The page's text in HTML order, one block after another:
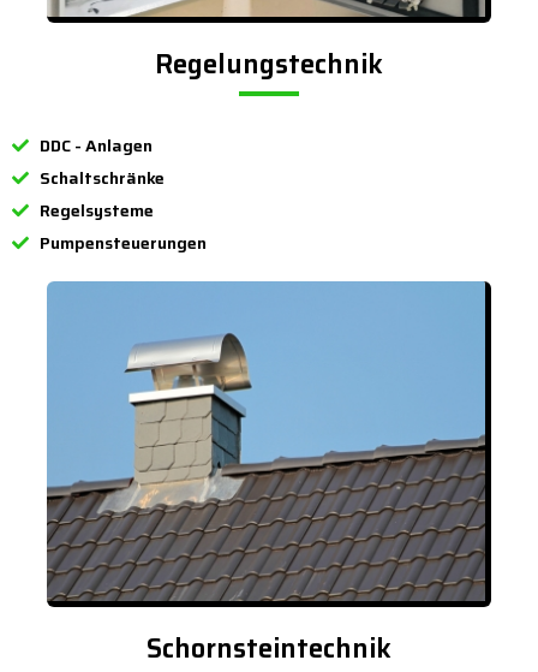
Regelungstechnik
DDC - Anlagen
Schaltschränke
Regelsysteme
Pumpensteuerungen
Schornsteintechnik